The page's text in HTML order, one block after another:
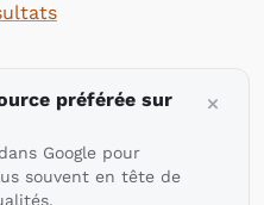
préférée sur
Google pour
souvent en tête de